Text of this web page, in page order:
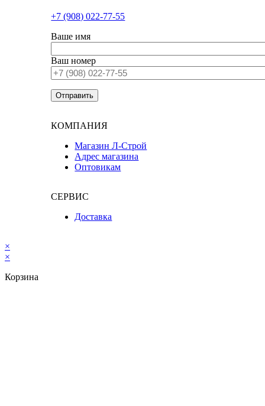
+7 (908) 022-77-55
Ваше имя
Ваш номер
КОМПАНИЯ
Магазин Л-Строй
Адрес магазина
Оптовикам
СЕРВИС
Доставка
×
×
Корзина